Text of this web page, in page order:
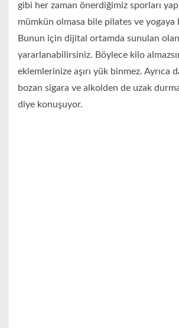
gibi her zaman önerdiğimiz sporları
mümkün olmasa bile pilates ve yogaya
Bunun için dijital ortamda sunulan
yararlanabilirsiniz. Böylece kilo
eklemlerinize aşırı yük binmez. Ayrıca
bozan sigara ve alkolden de uzak
diye konuşuyor.